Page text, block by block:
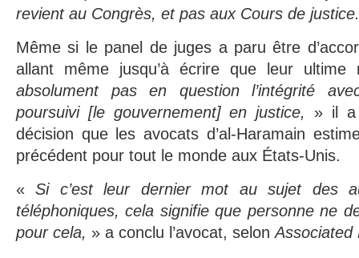
revient au Congrès, et pas aux Cours de
Même si le panel de juges a paru être
allant même jusqu’à écrire que leur
absolument pas en question l’intégrité
poursuivi [le gouvernement] en justice, » il a
décision que les avocats d’al-Haramain
précédent pour tout le monde aux États-Unis.
« Si c’est leur dernier mot au sujet des
téléphoniques, cela signifie que personne ne
pour cela, » a conclu l’avocat, selonAssociated